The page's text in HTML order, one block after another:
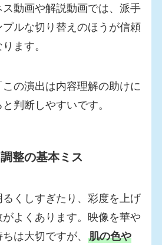
動画や解説動画では、派手
ルな切り替えのほうが信頼
ます。
の演出は内容理解の助けに
判断しやすいです。
整の基本ミス
くしすぎたり、彩度を上げ
よくあります。映像を華や
は大切ですが、肌の色や